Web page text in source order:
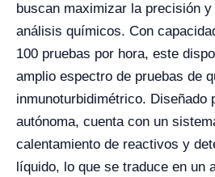
buscan maximizar la precisión
análisis químicos. Con
100 pruebas por hora, este
amplio espectro de pruebas de
inmunoturbidimétrico. Diseñado
autónoma, cuenta con un
calentamiento de reactivos y
líquido, lo que se traduce en un